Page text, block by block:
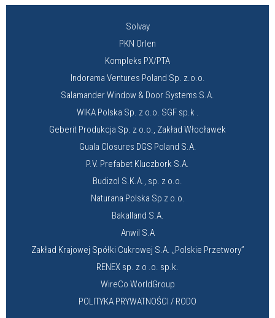
Solvay
PKN Orlen
Kompleks PX/PTA
Indorama Ventures Poland Sp. z.o.o.
Salamander Window & Door Systems S.A.
WIKA Polska Sp. z o.o. SGF sp.k .
Geberit Produkcja Sp. z o.o., Zakład Włocławek
Guala Closures DGS Poland S.A.
P.V. Prefabet Kluczbork S.A.
Budizol S.K.A., sp. z o.o.
Naturana Polska Sp z o.o.
Bakalland S.A.
Anwil S.A
Zakład Krajowej Spółki Cukrowej S.A. „Polskie Przetwory”
RENEX sp. z o .o. sp.k.
WireCo WorldGroup
POLITYKA PRYWATNOŚCI / RODO